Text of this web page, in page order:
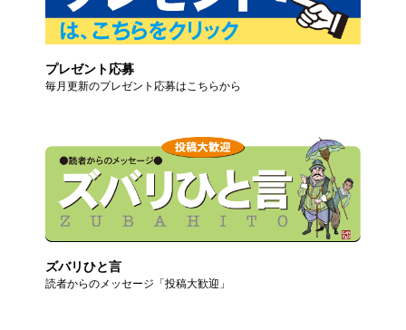
プレゼント応募
毎月更新のプレゼント応募はこちらから
ズバリひと言
読者からのメッセージ「投稿大歓迎」